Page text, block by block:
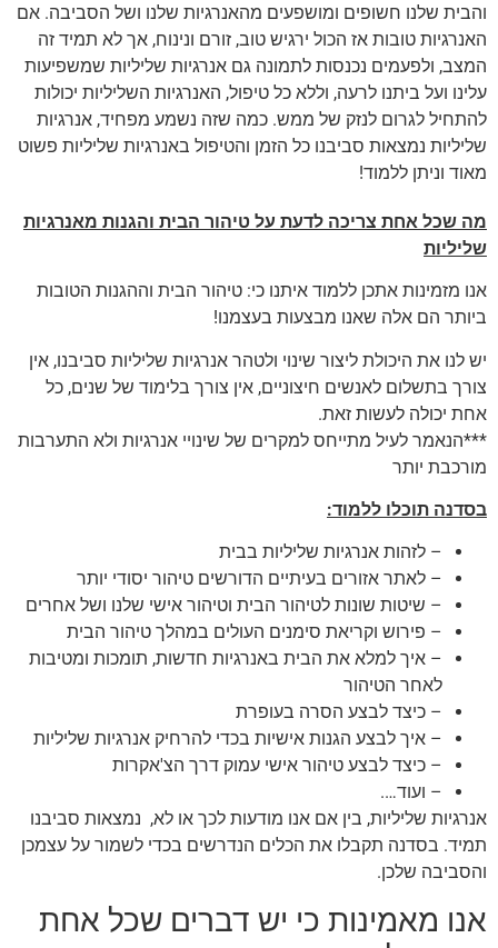
והבית שלנו חשופים ומושפעים מהאנרגיות שלנו ושל הסביבה. אם
האנרגיות טובות אז הכול ירגיש טוב, זורם ונינוח, אך לא תמיד זה
המצב, ולפעמים נכנסות לתמונה גם אנרגיות שליליות שמשפיעות
עלינו ועל ביתנו לרעה, וללא כל טיפול, האנרגיות השליליות יכולות
להתחיל לגרום לנזק של ממש. כמה שזה נשמע מפחיד, אנרגיות
שליליות נמצאות סביבנו כל הזמן והטיפול באנרגיות שליליות פשוט
מאוד וניתן ללמוד!
מה שכל אחת צריכה לדעת על טיהור הבית והגנות מאנרגיות
שליליות
אנו מזמינות אתכן ללמוד איתנו כי: טיהור הבית וההגנות הטובות
ביותר הם אלה שאנו מבצעות בעצמנו!
יש לנו את היכולת ליצור שינוי ולטהר אנרגיות שליליות סביבנו, אין
צורך בתשלום לאנשים חיצוניים, אין צורך בלימוד של שנים, כל
אחת יכולה לעשות זאת.
***הנאמר לעיל מתייחס למקרים של שינויי אנרגיות ולא התערבות
מורכבת יותר
בסדנה תוכלו ללמוד:
– לזהות אנרגיות שליליות בבית
– לאתר אזורים בעיתיים הדורשים טיהור יסודי יותר
– שיטות שונות לטיהור הבית וטיהור אישי שלנו ושל אחרים
– פירוש וקריאת סימנים העולים במהלך טיהור הבית
– איך למלא את הבית באנרגיות חדשות, תומכות ומטיבות
לאחר הטיהור
– כיצד לבצע הסרה בעופרת
– איך לבצע הגנות אישיות בכדי להרחיק אנרגיות שליליות
– כיצד לבצע טיהור אישי עמוק דרך הצ'אקרות
– ועוד….
אנרגיות שליליות, בין אם אנו מודעות לכך או לא, נמצאות סביבנו
תמיד. בסדנה תקבלו את הכלים הנדרשים בכדי לשמור על עצמכן
והסביבה שלכן.
אנו מאמינות כי יש דברים שכל אחת